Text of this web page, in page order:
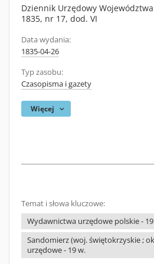
Dziennik Urzędowy
1835, nr 17, dod. VI
Data wydania:
1835-04-26
Typ zasobu:
Czasopisma i gazety
Więcej
Temat i słowa kluczowe:
Wydawnictwa urzędowe polskie -
Sandomierz (woj. świętokrzyskie ;
urzędowe - 19 w.